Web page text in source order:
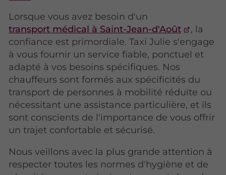
Lorsque vous avez besoin d'un
transport médical à Saint-Jean-d'Août
, la
confiance est primordiale. Taxi Julie s'engage
à vous fournir un service fiable, ponctuel et
adapté à vos besoins spécifiques. Nos
chauffeurs sont formés aux spécificités du
transport de personnes à mobilité réduite ou
nécessitant une assistance particulière, et ils
sont conscients de l'importance de vous offrir
un trajet confortable et sécurisé.
Nous veillons avec la plus grande attention à
respecter toutes les normes d'hygiène et de